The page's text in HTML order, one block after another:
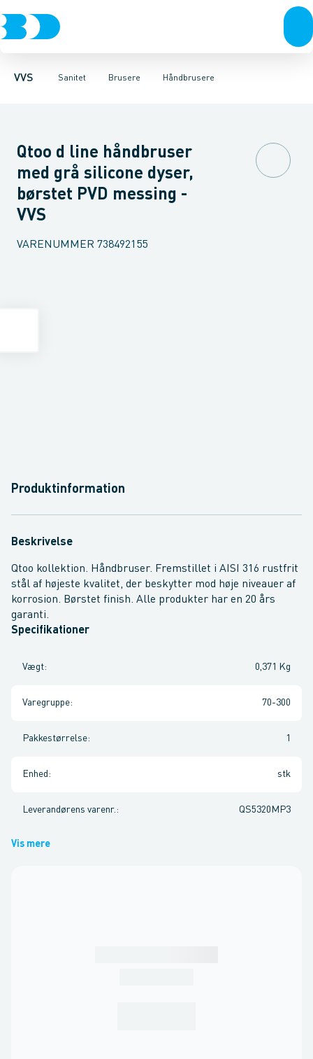
VVS Sanitet
Rør & fittingsPressfittings & rørKuglehaner & ventiler
Brusere
Toiletter, sæder og cisterner VaskeArmaturer
Håndbrusere
HåndbrusereBruseslanger BrusesætBrusestænger
Qtoo d line håndbruser
med grå silicone dyser,
børstet PVD messing -
VVS
VARENUMMER 738492155
Produktinformation
Beskrivelse
Qtoo kollektion. Håndbruser. Fremstillet i AISI 316 rustfrit
stål af højeste kvalitet, der beskytter mod høje niveauer af
korrosion. Børstet finish. Alle produkter har en 20 års
garanti.
Specifikationer
Vægt: 0,371 Kg
Varegruppe: 70-300
Pakkestørrelse: 1
Enhed : stk
Leverandørens varenr. : QS5320MP3
Vis mere